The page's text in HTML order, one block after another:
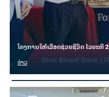
ໂຄງການໃຫ້ເລືອດຊ່ວຍຊີວິດ ໄລຍະທີ 2
ຂ່າວ